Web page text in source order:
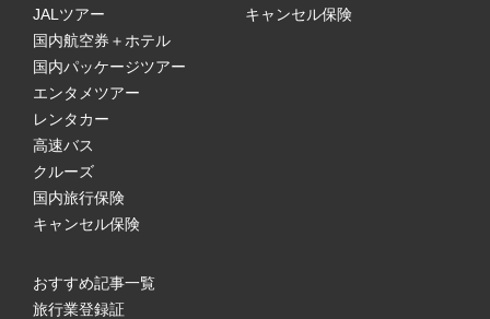
JALツアー
国内航空券＋ホテル
国内パッケージツアー
エンタメツアー
レンタカー
高速バス
クルーズ
国内旅行保険
キャンセル保険
キャンセル保険
おすすめ記事一覧
旅行業登録証